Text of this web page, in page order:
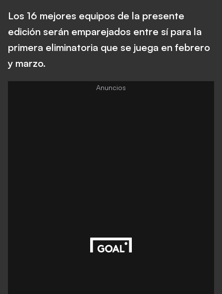
Los 16 mejores equipos de la presente
edición serán emparejados entre sí para la
primera eliminatoria que se juega en febrero
y marzo.